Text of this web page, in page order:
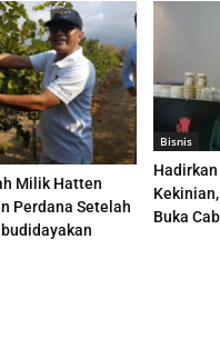
Milik Hatten
Perdana Setelah
Bisnis
Hadirkan
Buka